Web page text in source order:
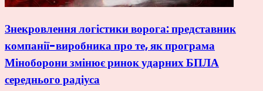
Знекровлення логістики ворога: представник
компанії-виробника про те, як програма
Міноборони змінює ринок ударних БПЛА
середнього радіуса